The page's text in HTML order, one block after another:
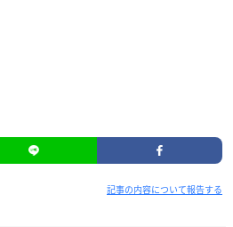
記事の内容について報告する